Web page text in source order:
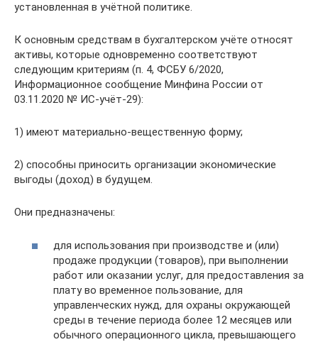
установленная в учётной политике.
К основным средствам в бухгалтерском учёте относят
активы, которые одновременно соответствуют
следующим критериям (п. 4, ФСБУ 6/2020,
Информационное сообщение Минфина России от
03.11.2020 № ИС-учёт-29):
1) имеют материально-вещественную форму;
2) способны приносить организации экономические
выгоды (доход) в будущем.
Они предназначены:
для использования при производстве и (или)
продаже продукции (товаров), при выполнении
работ или оказании услуг, для предоставления за
плату во временное пользование, для
управленческих нужд, для охраны окружающей
среды в течение периода более 12 месяцев или
обычного операционного цикла, превышающего